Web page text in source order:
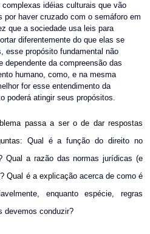
idéias culturais que vão
por haver cruzado com o semáforo em
que a sociedade usa leis para
diferentemente do que elas se
esse propósito fundamental não
dependente da compreensão das
humano, como, e na mesma
for esse entendimento da
poderá atingir seus propósitos.
passa a ser o de dar respostas
Qual é a função do direito no
Qual a razão das normas jurídicas (e
? Qual é a explicação acerca de como é
enquanto espécie, regras
devemos conduzir?